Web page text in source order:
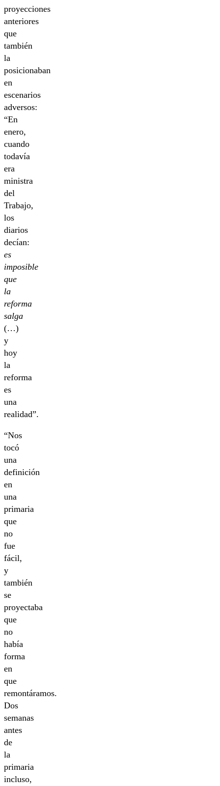
proyecciones
anteriores
que
también
la
posicionaban
en
escenarios
adversos:
“En
enero,
cuando
todavía
era
ministra
del
Trabajo,
los
diarios
decían:
es
imposible
que
la
reforma
salga
(…)
y
hoy
la
reforma
es
una
realidad”.
“Nos
tocó
una
definición
en
una
primaria
que
no
fue
fácil,
y
también
se
proyectaba
que
no
había
forma
en
que
remontáramos.
Dos
semanas
antes
de
la
primaria
incluso,